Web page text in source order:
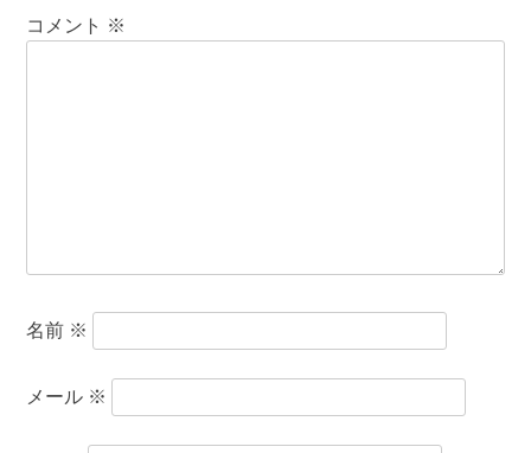
コメント ※
名前 ※
メール ※